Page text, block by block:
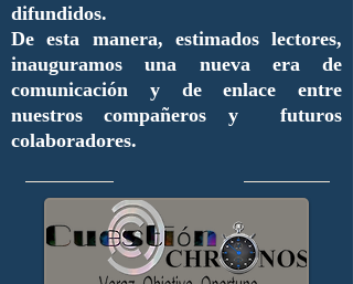
difundidos.
De esta manera, estimados lectores,
inauguramos una nueva era de
comunicación y de enlace entre
nuestros compañeros y futuros
colaboradores.